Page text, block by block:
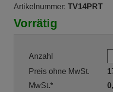
Artikelnummer: TV14PRT
Vorrätig
Anzahl
Preis ohne MwSt.
MwSt.*